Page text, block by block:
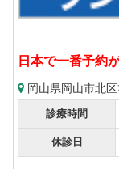
日本で一番予約
岡山県岡山市北
診療時間
休診日